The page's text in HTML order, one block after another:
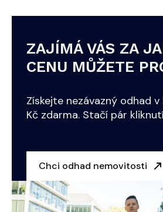
ZAJÍMÁ VÁS ZA
CENU MŮŽETE
Získejte nezávazný odhad
Kč zdarma. Stačí pár
Chci odhad nemovitosti